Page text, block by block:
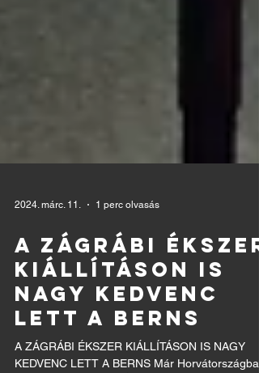
2024. márc. 11. 1 perc olvasás
A ZÁGRÁBI ÉKSZER
KIÁLLÍTÁSON IS
NAGY KEDVENC
LETT A BERNS